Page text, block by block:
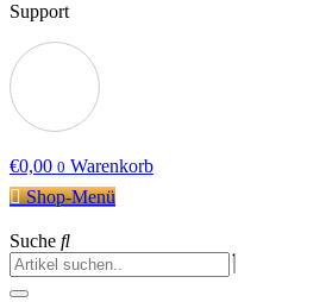
Support
€0,00 0 Warenkorb
Shop-Menü
Suche